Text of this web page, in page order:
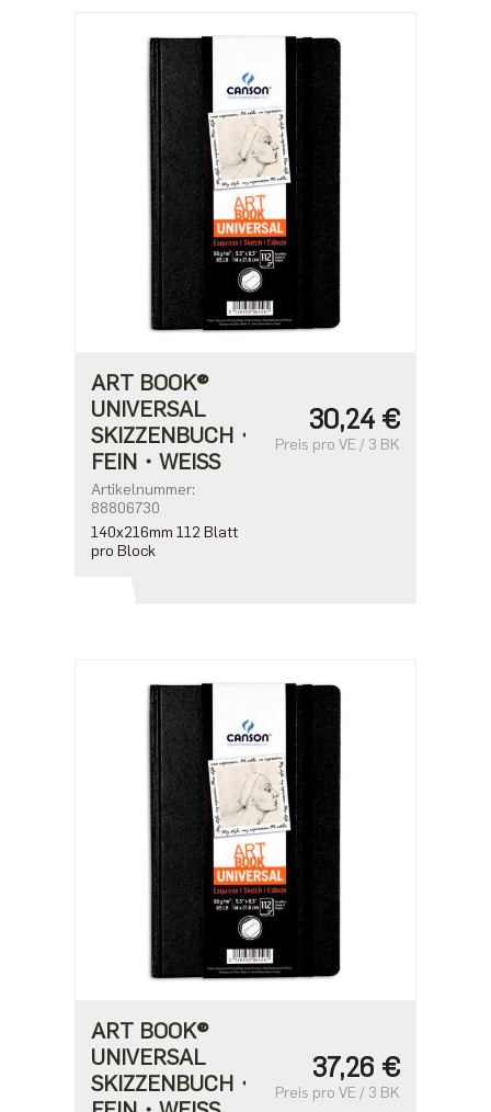
ART BOOK®
UNIVERSAL
SKIZZENBUCH・
FEIN・WEISS
Artikelnummer:
88806730
140x216mm 112 Blatt
pro Block
30,24 €
Preis pro VE / 3 BK
ART BOOK®
UNIVERSAL
SKIZZENBUCH・
37,26 €
Preis pro VE / 3 BK